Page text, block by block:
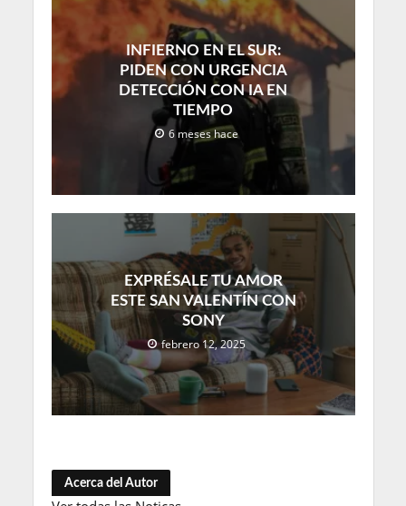
INFIERNO EN EL SUR:
PIDEN CON URGENCIA
DETECCIÓN CON IA EN
TIEMPO
6 meses hace
EXPRÉSALE TU AMOR
ESTE SAN VALENTÍN CON
SONY
febrero 12, 2025
Acerca del Autor